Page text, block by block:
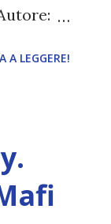
ha
A LEGGERE!